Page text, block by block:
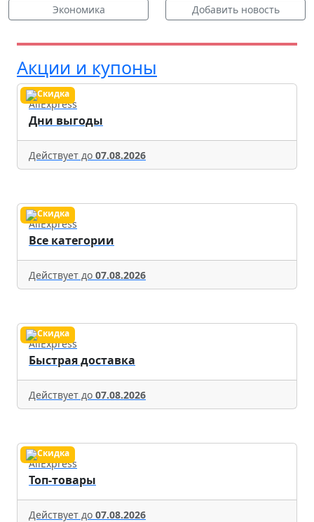
Экономика Добавить новость
Акции и купоны
AliExpress
Дни выгоды
Действует до 07.08.2026
AliExpress
Все категории
Действует до 07.08.2026
AliExpress
Быстрая доставка
Действует до 07.08.2026
AliExpress
Топ-товары
Действует до 07.08.2026